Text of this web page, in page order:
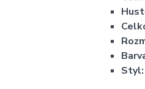
Styl: